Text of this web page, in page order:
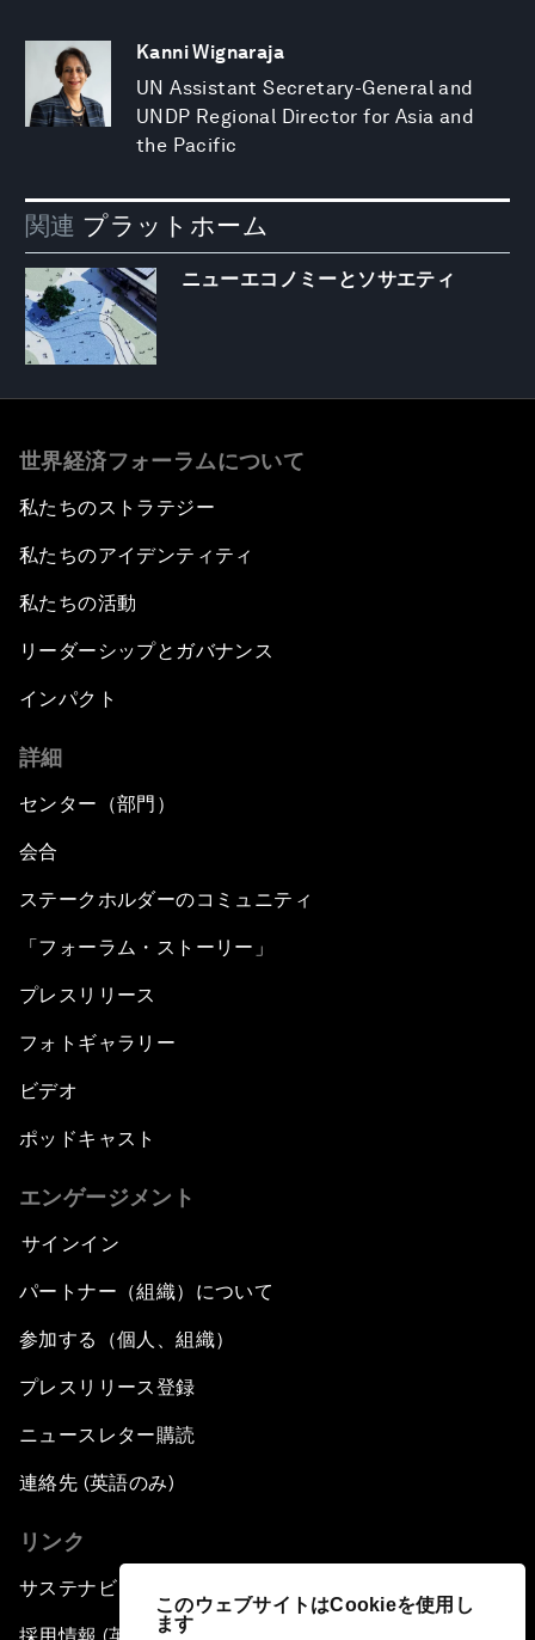
このウェブサイトはCookieを使用し
ます
Kanni Wignaraja
UN Assistant Secretary-General and
UNDP Regional Director for Asia and
the Pacific
関連 プラットホーム
ニューエコノミーとソサエティ
世界経済フォーラムについて
私たちのストラテジー
私たちのアイデンティティ
私たちの活動
リーダーシップとガバナンス
インパクト
詳細
センター（部門）
会合
ステークホルダーのコミュニティ
「フォーラム・ストーリー」
プレスリリース
フォトギャラリー
ビデオ
ポッドキャスト
エンゲージメント
サインイン
パートナー（組織）について
参加する（個人、組織）
プレスリリース登録
ニュースレター購読
連絡先 (英語のみ)
リンク
サステナビリティへの取り組み